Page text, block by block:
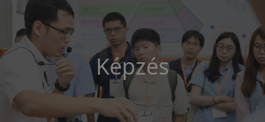
Képzés